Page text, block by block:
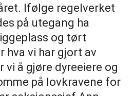
Ifølge regelverket
på utegang ha
og tørt
hva vi har gjort av
vi å gjøre dyreeiere og
på lovkravene for